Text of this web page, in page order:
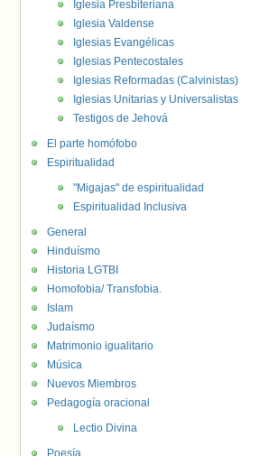
Iglesia Presbiteriana
Iglesia Valdense
Iglesias Evangélicas
Iglesias Pentecostales
Iglesias Reformadas (Calvinistas)
Iglesias Unitarias y Universalistas
Testigos de Jehová
El parte homófobo
Espiritualidad
"Migajas" de espiritualidad
Espiritualidad Inclusiva
General
Hinduísmo
Historia LGTBI
Homofobia/ Transfobia.
Islam
Judaísmo
Matrimonio igualitario
Música
Nuevos Miembros
Pedagogía oracional
Lectio Divina
Poesía